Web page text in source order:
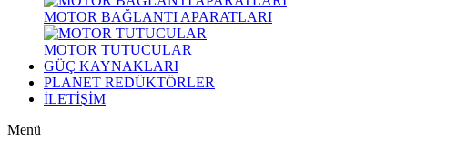
MOTOR BAĞLANTI APARATLARI
MOTOR TUTUCULAR
GÜÇ KAYNAKLARI
PLANET REDÜKTÖRLER
İLETİŞİM
Menü